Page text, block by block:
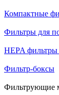
Компактные
Фильтры для
HEPA фильтры
Фильтр-боксы
Фильтрующие